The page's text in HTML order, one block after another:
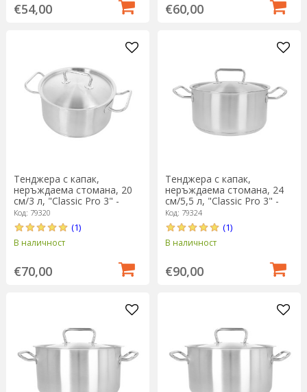
€54,00 €60,00
Тенджера с капак,
неръждаема стомана, 20
см/3 л, "Classic Pro 3" -
Demeyere
Код: 79320
(1)
В наличност
€70,00
Тенджера с капак,
неръждаема стомана, 24
см/5,5 л, "Classic Pro 3" -
Demeyere
Код: 79324
(1)
В наличност
€90,00